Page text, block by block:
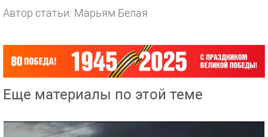
Автор статьи: Марьям Белая
Еще материалы по этой теме